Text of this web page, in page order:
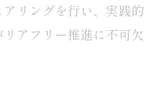
リングを行い、実践的
アフリー推進に不可欠